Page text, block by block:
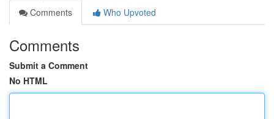
Comments
Who Upvoted
Comments
Submit a Comment
No HTML